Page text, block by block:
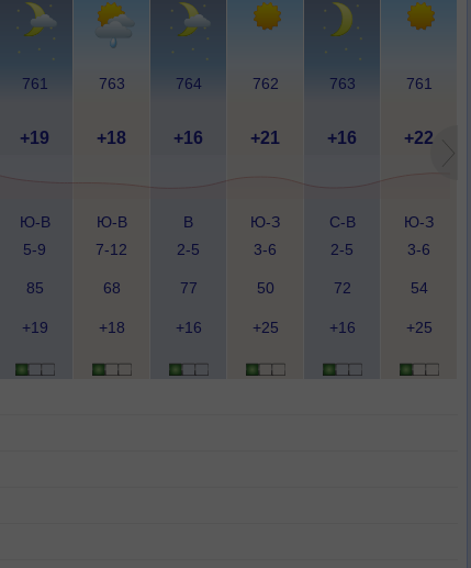
761 763 764 762 763 761
+19 +18 +16 +21 +16 +22
Ю-В
5-9
Ю-В
7-12
В
2-5
Ю-З
3-6
С-В
2-5
Ю-З
3-6
85 68 77 50 72 54
+19 +18 +16 +25 +16 +25